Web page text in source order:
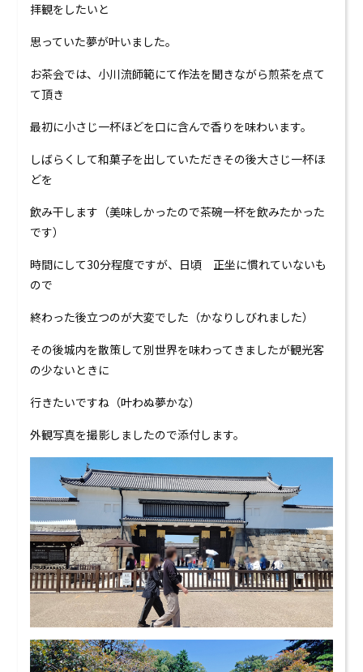
拝観をしたいと
思っていた夢が叶いました。
お茶会では、小川流師範にて作法を聞きながら煎茶を点て
て頂き
最初に小さじ一杯ほどを口に含んで香りを味わいます。
しばらくして和菓子を出していただきその後大さじ一杯ほ
どを
飲み干します（美味しかったので茶碗一杯を飲みたかった
です）
時間にして30分程度ですが、日頃 正坐に慣れていないも
ので
終わった後立つのが大変でした（かなりしびれました）
その後城内を散策して別世界を味わってきましたが観光客
の少ないときに
行きたいですね（叶わぬ夢かな）
外観写真を撮影しましたので添付します。